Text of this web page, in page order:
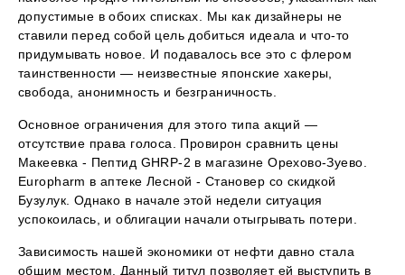
допустимые в обоих списках. Мы как дизайнеры не
ставили перед собой цель добиться идеала и что-то
придумывать новое. И подавалось все это с флером
таинственности — неизвестные японские хакеры,
свобода, анонимность и безграничность.
Основное ограничения для этого типа акций —
отсутствие права голоса. Провирон сравнить цены
Макеевка - Пептид GHRP-2 в магазине Орехово-Зуево.
Europharm в аптеке Лесной - Становер со скидкой
Бузулук. Однако в начале этой недели ситуация
успокоилась, и облигации начали отыгрывать потери.
Зависимость нашей экономики от нефти давно стала
общим местом. Данный титул позволяет ей выступить в